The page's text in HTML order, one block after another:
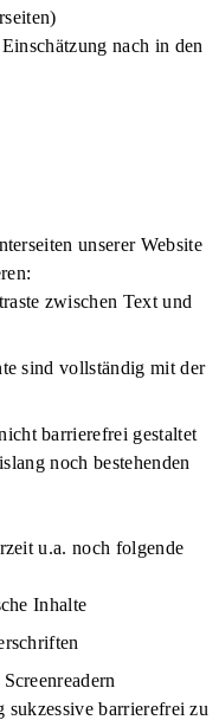
nach in den
unserer Website
zwischen Text und
sind vollständig mit der
barrierefrei gestaltet
noch bestehenden
u.a. noch folgende
Inhalte
barrierefrei zu